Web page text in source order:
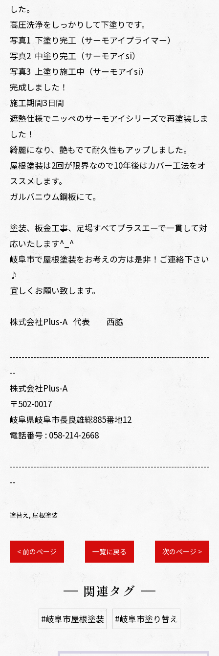
した。
高圧洗浄をしっかりして下塗りです。
写真1 下塗り完工（サーモアイプライマー）
写真2 中塗り完工（サーモアイsi）
写真3 上塗り施工中（サーモアイsi）
完成しました！
施工期間3日間
遮熱仕様でニッペのサーモアイシリーズで再塗装しま
した！
綺麗になり、艶もでて耐久性もアップしました。
屋根塗装は2回が限界なので10年後はカバー工法をオ
ススメします。
ガルバニウム鋼板にて。
塗装、板金工事、足場すべてプラスエーで一貫して対
応いたします^_^
岐阜市で屋根塗装をお考えの方は是非！ご連絡下さい
♪
宜しくお願い致します。
株式会社Plus-A 代表 西脇
--------------------------------------------------------------------
--
株式会社Plus-A
〒502-0017
岐阜県岐阜市長良雄総885番地12
電話番号 : 058-214-2668
--------------------------------------------------------------------
--
塗替え 屋根塗装
< 前のページ 一覧に戻る 次のページ >
関連タグ
#岐阜市屋根塗装 #岐阜市塗り替え